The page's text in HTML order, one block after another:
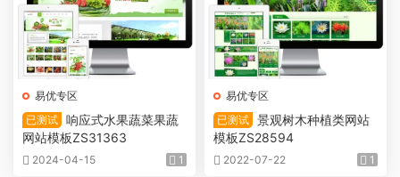
易优专区
已测试 响应式水果蔬菜果蔬
网站模板ZS31363
2024-04-15 1
易优专区
已测试 景观树木种植类网站
模板ZS28594
2022-07-22 1